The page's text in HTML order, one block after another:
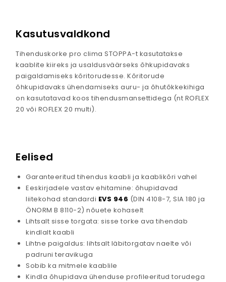
Kasutusvaldkond
Tihenduskorke pro clima STOPPA-t kasutatakse
kaablite kiireks ja usaldusväärseks õhkupidavaks
paigaldamiseks kõritorudesse. Kõritorude
õhkupidavaks ühendamiseks auru- ja õhutõkkekihiga
on kasutatavad koos tihendusmansettidega (nt ROFLEX
20 või ROFLEX 20 multi).
Eelised
Garanteeritud tihendus kaabli ja kaablikõri vahel
Eeskirjadele vastav ehitamine: õhupidavad
liitekohad standardi EVS 946 (DIN 4108-7, SIA 180 ja
ÖNORM B 8110-2) nõuete kohaselt
Lihtsalt sisse torgata: sisse torke ava tihendab
kindlalt kaabli
Lihtne paigaldus: lihtsalt läbitorgatav naelte või
padruni teravikuga
Sobib ka mitmele kaablile
Kindla õhupidava ühenduse profileeritud torudega